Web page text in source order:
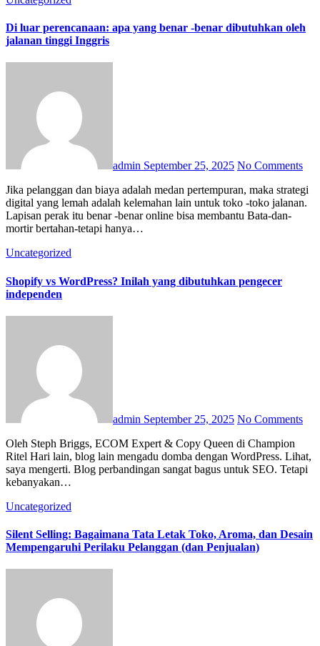
Di luar perencanaan: apa yang benar -benar dibutuhkan oleh
jalanan tinggi Inggris
admin September 25, 2025 No Comments
Jika pelanggan dan biaya adalah medan pertempuran, maka strategi
digital yang lemah adalah kelemahan lain untuk toko -toko jalanan.
Lapisan perak itu benar -benar online bisa membantu Bata-dan-
mortir bertahan-tetapi hanya…
Uncategorized
Shopify vs WordPress? Inilah yang dibutuhkan pengecer
independen
admin September 25, 2025 No Comments
Oleh Steph Briggs, ECOM Expert & Copy Queen di Champion
Ritel Hari lain, blog lain mengadu domba dengan WordPress. Lihat,
saya mengerti. Blog perbandingan sangat bagus untuk SEO. Tetapi
kebanyakan…
Uncategorized
Silent Selling: Bagaimana Tata Letak Toko, Aroma, dan Desain
Mempengaruhi Perilaku Pelanggan (dan Penjualan)